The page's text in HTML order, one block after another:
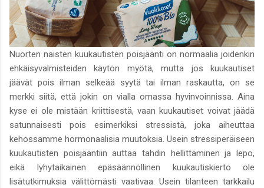
Nuorten naisten kuukautisten poisjäänti on normaalia joidenkin
ehkäisyvalmisteiden käytön myötä, mutta jos kuukautiset
jäävät pois ilman selkeää syytä tai ilman raskautta, on se
merkki siitä, että jokin on vialla omassa hyvinvoinnissa. Aina
kyse ei ole mistään kriittisestä, vaan kuukautiset voivat jäädä
satunnaisesti pois esimerkiksi stressistä, joka aiheuttaa
kehossamme hormonaalisia muutoksia. Usein stressiperäiseen
kuukautisten poisjääntiin auttaa tahdin hellittäminen ja lepo,
eikä lyhytaikainen epäsäännöllinen kuukautiskierto ole
lisätutkimuksia välittömästi vaativaa. Usein tilanteen tarkkailu